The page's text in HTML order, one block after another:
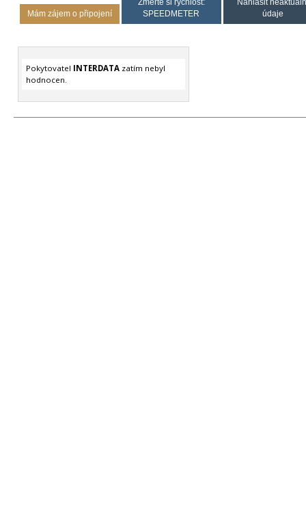
Mám zájem o připojení
Změřte si rychlost:
SPEEDMETER
Nahlásit
údaje
Pokytovatel INTERDATAzatím nebyl
hodnocen.